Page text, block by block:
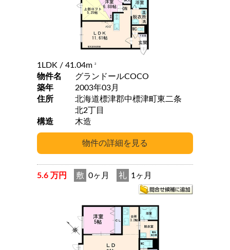
1LDK / 41.04m 2
物件名
グランドールCOCO
築年
2003年03月
住所
北海道標津郡中標津町東二条
北2丁目
構造
木造
5.6 万円 敷 0ヶ月 礼 1ヶ月